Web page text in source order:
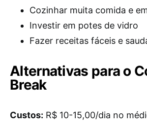
Cozinhar muita comida e
Investir em potes de vidro
Fazer receitas fáceis e
Alternativas para o
Break
Custos: R$ 10-15,00/dia no